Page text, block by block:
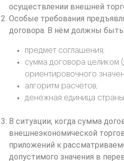
осуществлении внешней
Особые требования
договора. В нём должны быть
предмет соглашения;
сумма договора целиком
ориентировочного
алгоритм расчётов;
денежная единица
В ситуации, когда сумма
внешнеэкономической
приложений к
допустимого значения в